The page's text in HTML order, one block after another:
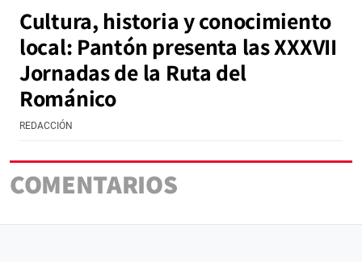
Cultura, historia y conocimiento
local: Pantón presenta las XXXVII
Jornadas de la Ruta del
Románico
REDACCIÓN
COMENTARIOS